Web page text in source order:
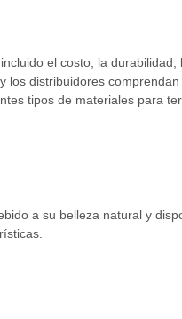
el costo, la
los distribuidores
tipos de materiales para
a su belleza natural y